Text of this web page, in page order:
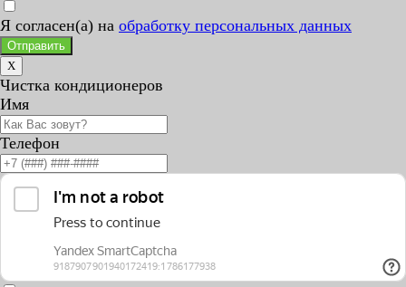
Я согласен(а) на обработку персональных данных
Отправить
X
Чистка кондиционеров
Имя
Телефон